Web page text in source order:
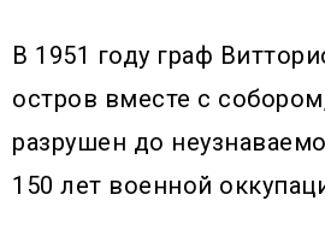
В 1951 году граф
остров вместе с
разрушен до
150 лет военной